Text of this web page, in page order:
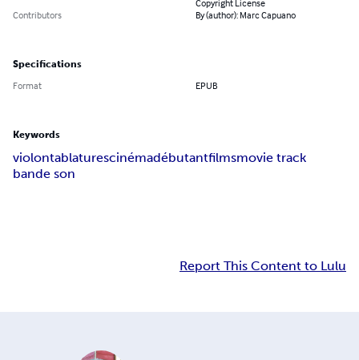
Copyright License
Contributors
By (author): Marc Capuano
Specifications
Format EPUB
Keywords
violontablaturescinémadébutantfilmsmovie track
bande son
Report This Content to Lulu